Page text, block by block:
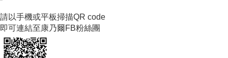
請以手機或平板掃描QR code
即可連結至康乃爾FB粉絲團